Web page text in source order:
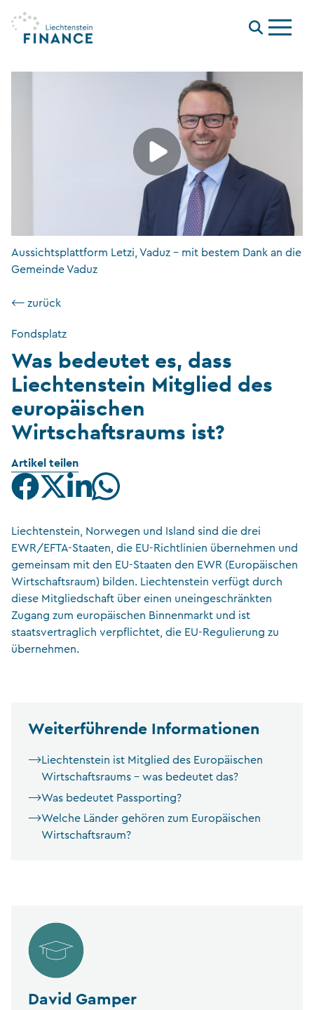
Menu
Aussichtsplattform Letzi, Vaduz – mit bestem Dank an die
Gemeinde Vaduz
⟵ zurück
Fondsplatz
Was bedeutet es, dass
Liechtenstein Mitglied des
europäischen
Wirtschaftsraums ist?
Artikel teilen
Liechtenstein, Norwegen und Island sind die drei
EWR/EFTA-Staaten, die EU-Richtlinien übernehmen und
gemeinsam mit den EU-Staaten den EWR (Europäischen
Wirtschaftsraum) bilden. Liechtenstein verfügt durch
diese Mitgliedschaft über einen uneingeschränkten
Zugang zum europäischen Binnenmarkt und ist
staatsvertraglich verpflichtet, die EU-Regulierung zu
übernehmen.
Weiterführende Informationen
Liechtenstein ist Mitglied des Europäischen
Wirtschaftsraums – was bedeutet das?
Was bedeutet Passporting?
Welche Länder gehören zum Europäischen
Wirtschaftsraum?
David Gamper